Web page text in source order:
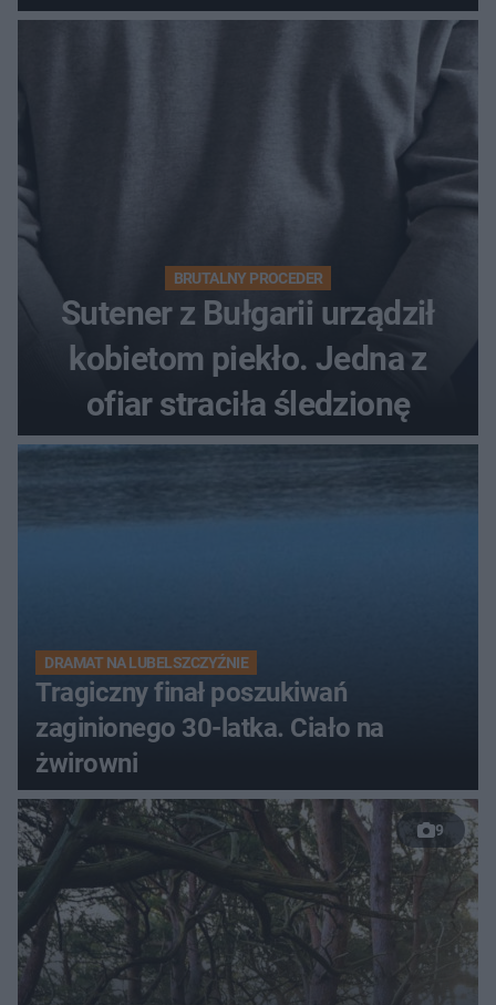
BRUTALNY PROCEDER
Sutener z Bułgarii urządził
kobietom piekło. Jedna z
ofiar straciła śledzionę
DRAMAT NA LUBELSZCZYŹNIE
Tragiczny finał poszukiwań
zaginionego 30-latka. Ciało na
żwirowni
9